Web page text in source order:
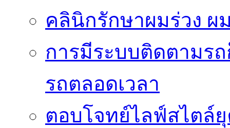
คลินิกรักษาผมร่วง ผ
การมีระบบติดตามร
รถตลอดเวลา
ตอบโจทย์ไลฟ์สไตล์